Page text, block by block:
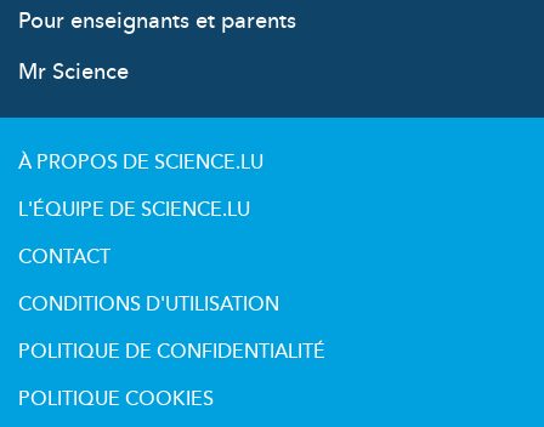
Pour enseignants et parents
Mr Science
À PROPOS DE SCIENCE.LU
L'ÉQUIPE DE SCIENCE.LU
CONTACT
CONDITIONS D'UTILISATION
POLITIQUE DE CONFIDENTIALITÉ
POLITIQUE COOKIES